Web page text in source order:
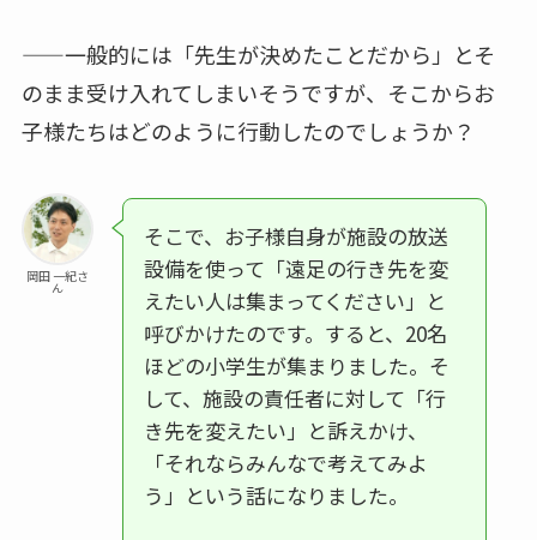
——一般的には「先生が決めたことだから」とそ
のまま受け入れてしまいそうですが、そこからお
子様たちはどのように行動したのでしょうか？
岡田 一紀さ
ん
そこで、お子様自身が施設の放送
設備を使って「遠足の行き先を変
えたい人は集まってください」と
呼びかけたのです。すると、20名
ほどの小学生が集まりました。そ
して、施設の責任者に対して「行
き先を変えたい」と訴えかけ、
「それならみんなで考えてみよ
う」という話になりました。